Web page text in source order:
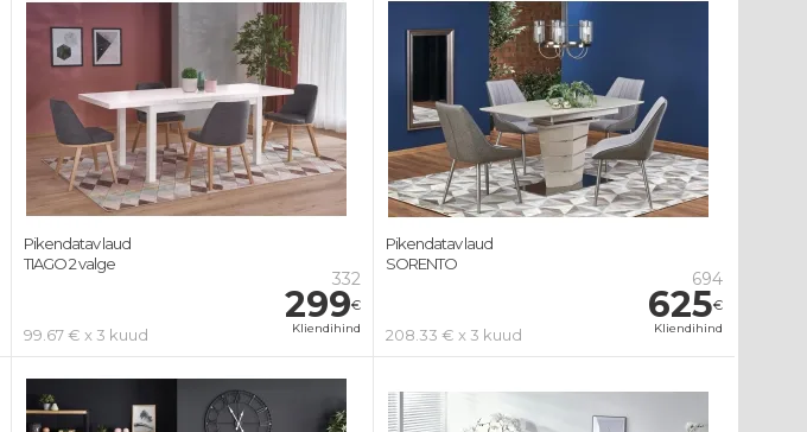
332
299€
Kliendihind
99.67 € x 3 kuud
Pikendatav laud
TIAGO 2 valge
694
625€
Kliendihind
208.33 € x 3 kuud
Pikendatav laud
SORENTO